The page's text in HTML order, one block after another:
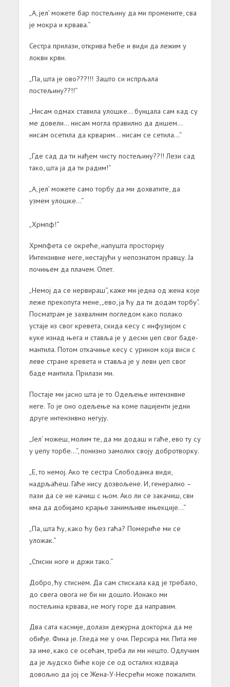
„А, јел’ можете бар постељину да ми промените, сва
је мокра и крвава.“
Сестра прилази, открива ћебе и види да лежим у
локви крви.
„Па, шта је ово???!!! Зашто си испрљала
постељину??!!“
„Нисам одмах ставила улошке… бунцала сам кад су
ме довели… нисам могла правилно да дишем…
нисам осетила да крварим… нисам се сетила…“
„Где сад да ти нађем чисту постељину??!! Лези сад
тако, шта ја да ти радим!“
„А, јел’ можете само торбу да ми дохватите, да
узмем улошке…“
„Хрмпф!“
Хрмпфета се окреће, напушта просторију
Интензивне неге, нестајући у непознатом правцу. Ја
почињем да плачем. Опет.
„Немој да се нервираш“, каже ми једна од жена које
леже прекопута мене, „ево, ја ћу да ти додам торбу“.
Посматрам је захвалним погледом како полако
устаје из свог кревета, скида кесу с инфузијом с
куке изнад њега и ставља је у десни џеп свог баде-
мантила. Потом откачиње кесу с урином која виси с
леве стране кревета и ставља је у леви џеп свог
баде мантила. Прилази ми.
Постаје ми јасно шта је то Одељење интензивне
неге. То је оно одељење на коме пацијенти једни
друге интензивно негују.
„Јел’ можеш, молим те, да ми додаш и гаће, ево ту су
у џепу торбе…“, понизно замолих своју добротворку.
„Е, то немој. Ако те сестра Слободанка види,
надрљаћеш. Гаће нису дозвољене. И, генерално –
пази да се не качиш с њом. Ако ли се закачиш, сви
има да добијамо крајње занимљиве ињекције…“
„Па, шта ћу, како ћу без гаћа? Помериће ми се
уложак.“
„Стисни ноге и држи тако.“
Добро, ћу стиснем. Да сам стискала кад је требало,
до свега овога не би ни дошло. Ионако ми
постељина крвава, не могу горе да направим.
Два сата касније, долази дежурна докторка да ме
обиђе. Фина је. Гледа ме у очи. Персира ми. Пита ме
за име, како се осећам, треба ли ми нешто. Одлучим
да је људско биће које се од осталих издваја
довољно да јој се Жена-У-Несрећи може пожалити.